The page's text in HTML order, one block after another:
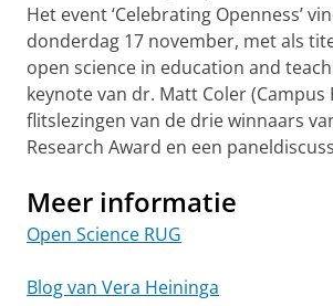
Het event ‘Celebrating Openness’
donderdag 17 november, met als
open science in education and
keynote van dr. Matt Coler (Campus
flitslezingen van de drie winnaars
Research Award en een
Meer informatie
Open Science RUG
Blog van Vera Heininga